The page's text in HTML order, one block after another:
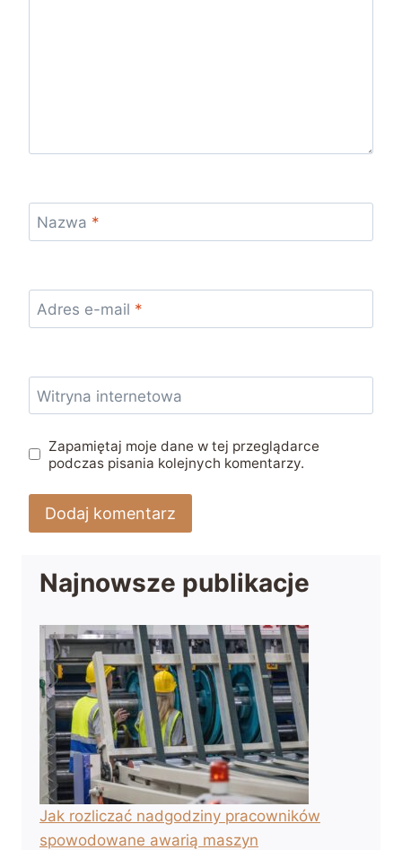
Nazwa *
Adres e-mail *
Witryna internetowa
Zapamiętaj moje dane w tej przeglądarce
podczas pisania kolejnych komentarzy.
Najnowsze publikacje
Jak rozliczać nadgodziny pracowników
spowodowane awarią maszyn